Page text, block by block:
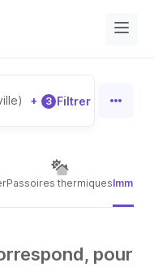
+ 3 Filtrer
Passoires thermiques
pour